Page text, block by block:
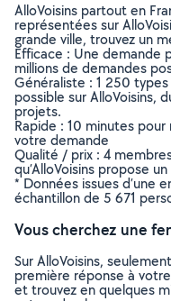
AlloVoisins partout en
représentées sur
grande ville, trouvez un
Efficace : Une demande
millions de demandes
Généraliste : 1 250
possible sur AlloVoisins,
projets.
Rapide : 10 minutes
votre demande
Qualité / prix : 4
qu’AlloVoisins propose
* Données issues d’une
échantillon de 5 671
Vous cherchez une
Sur AlloVoisins,
première réponse à
et trouvez en quelques